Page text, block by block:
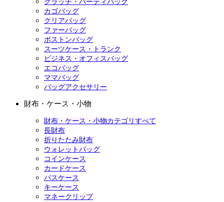
クラッチ・パーティバッグ
カゴバッグ
クリアバッグ
ファーバッグ
ボストンバッグ
スーツケース・トランク
ビジネス・オフィスバッグ
エコバッグ
ママバッグ
バッグアクセサリー
財布・ケース・小物
財布・ケース・小物カテゴリすべて
長財布
折りたたみ財布
ウォレットバッグ
コインケース
カードケース
パスケース
キーケース
マネークリップ